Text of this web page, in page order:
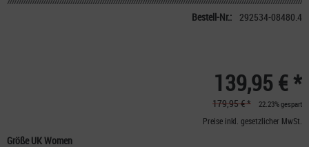
Bestell-Nr.: 292534-08480.4
139,95 € *
179,95 € * 22.23% gespart
Preise inkl. gesetzlicher MwSt.
Größe UK Women